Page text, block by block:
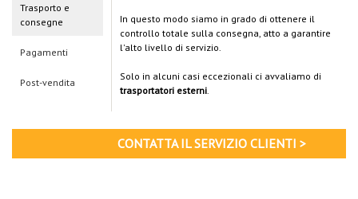
Trasporto e
consegne
Pagamenti
Post-vendita
In questo modo siamo in grado di ottenere il
controllo totale sulla consegna, atto a garantire
l'alto livello di servizio.
Solo in alcuni casi eccezionali ci avvaliamo di
trasportatori esterni
CONTATTA IL SERVIZIO CLIENTI >